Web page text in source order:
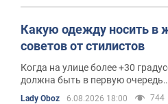
Какую одежду носить в
советов от стилистов
Когда на улице более +30
должна быть в первую очередь
Lady Oboz 6.08.2026 18:00 744